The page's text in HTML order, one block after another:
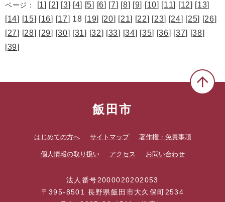
ページ： [1] [2] [3] [4] [5] [6] [7] [8] [9] [10] [11] [12] [13]
[14] [15] [16] [17] 18 [19] [20] [21] [22] [23] [24] [25] [26]
[27] [28] [29] [30] [31] [32] [33] [34] [35] [36] [37] [38]
[39]
飯田市
はじめての方へ サイトマップ 著作権・免責事項
個人情報の取り扱い アクセス お問い合わせ
法人番号2000020202053
〒395-8501 長野県飯田市大久保町2534